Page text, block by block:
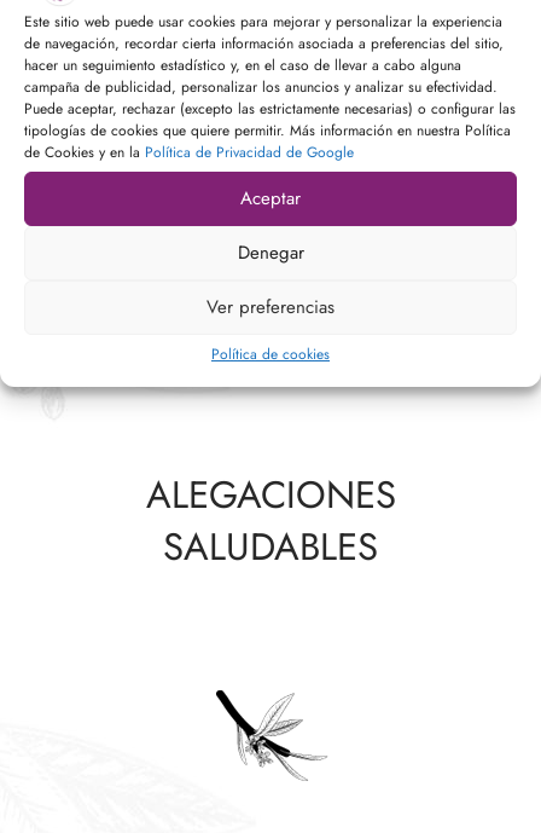
Este sitio web puede usar cookies para mejorar y personalizar la experiencia
de navegación, recordar cierta información asociada a preferencias del sitio,
hacer un seguimiento estadístico y, en el caso de llevar a cabo alguna
campaña de publicidad, personalizar los anuncios y analizar su efectividad.
Puede aceptar, rechazar (excepto las estrictamente necesarias) o configurar las
tipologías de cookies que quiere permitir. Más información en nuestra Política
de Cookies y en la Política de Privacidad de Google
Aceptar
Denegar
Ver preferencias
Política de cookies
y ya en mitad del paladar aparecen las notas
verdes. el amargo ligero y un elegante
picante intenso final. gran armonía y
persistencia.
INFORMACIÓN NUTRICIONAL
ALEGACIONES
SALUDABLES